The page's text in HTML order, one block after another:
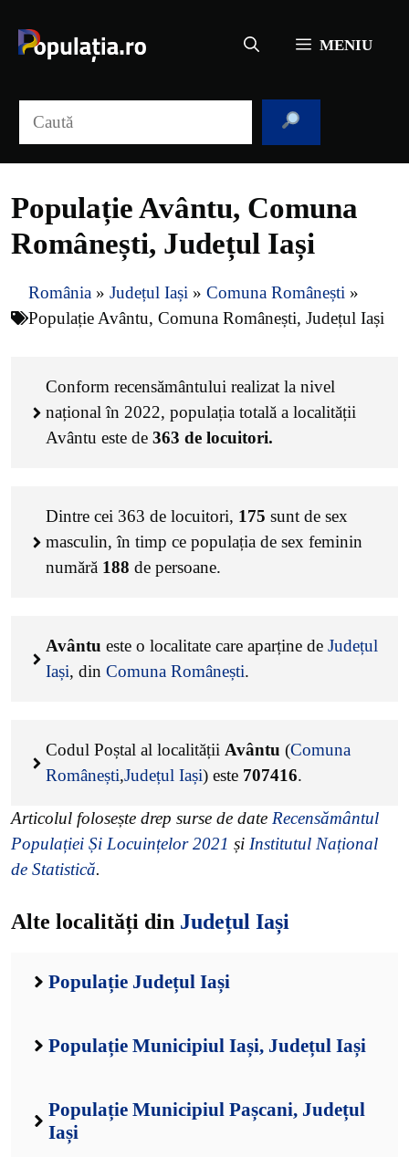
conținut
MENIU
Populație Avântu, Comuna
Românești, Județul Iași
România » Județul Iași » Comuna Românești »
Populație Avântu, Comuna Românești, Județul Iași
Conform recensământului realizat la nivel
național în 2022, populația totală a localității
Avântu este de 363 de locuitori.
Dintre cei 363 de locuitori, 175 sunt de sex
masculin, în timp ce populația de sex feminin
numără 188 de persoane.
Avântu este o localitate care aparține de Județul
Iași, din Comuna Românești.
Codul Poștal al localității Avântu (Comuna
Românești,Județul Iași) este 707416.
Articolul folosește drep surse de date Recensământul
Populației Și Locuințelor 2021 și Institutul Național
de Statistică.
Alte localități din Județul Iași
Populație Județul Iași
Populație Municipiul Iași, Județul Iași
Populație Municipiul Pașcani, Județul
Iași